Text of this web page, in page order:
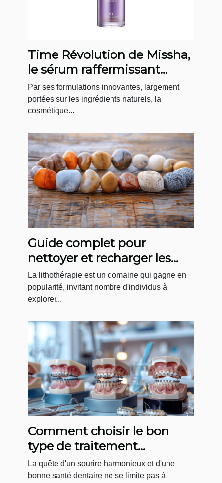
Time Révolution de Missha,
le sérum raffermissant
coréen par excellence
Par ses formulations innovantes, largement
portées sur les ingrédients naturels, la
cosmétique...
Guide complet pour
nettoyer et recharger les
pierres de bracelets
La lithothérapie est un domaine qui gagne en
popularité, invitant nombre d'individus à
explorer...
Comment choisir le bon
type de traitement
orthodontique pour adultes
La quête d'un sourire harmonieux et d'une
bonne santé dentaire ne se limite pas à